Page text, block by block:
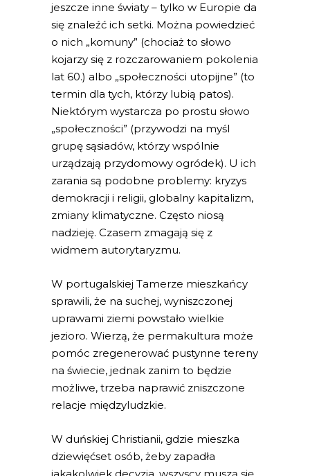
jeszcze inne światy – tylko w Europie da
się znaleźć ich setki. Można powiedzieć
o nich „komuny” (chociaż to słowo
kojarzy się z rozczarowaniem pokolenia
lat 60.) albo „społeczności utopijne” (to
termin dla tych, którzy lubią patos).
Niektórym wystarcza po prostu słowo
„społeczności” (przywodzi na myśl
grupę sąsiadów, którzy wspólnie
urządzają przydomowy ogródek). U ich
zarania są podobne problemy: kryzys
demokracji i religii, globalny kapitalizm,
zmiany klimatyczne. Często niosą
nadzieję. Czasem zmagają się z
widmem autorytaryzmu.
W portugalskiej Tamerze mieszkańcy
sprawili, że na suchej, wyniszczonej
uprawami ziemi powstało wielkie
jezioro. Wierzą, że permakultura może
pomóc zregenerować pustynne tereny
na świecie, jednak zanim to będzie
możliwe, trzeba naprawić zniszczone
relacje międzyludzkie.
W duńskiej Christianii, gdzie mieszka
dziewięćset osób, żeby zapadła